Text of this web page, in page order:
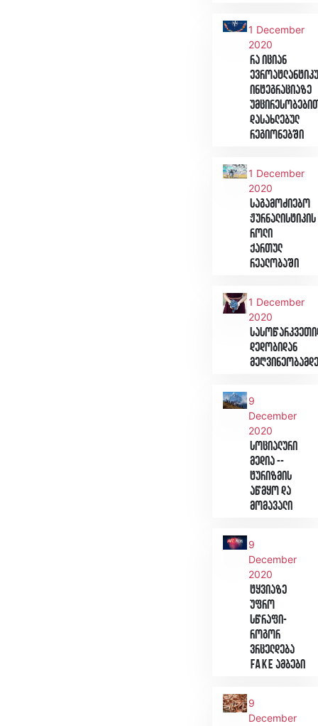
1 December
2020
რა იციან
ინტეგრაციაზე
დასახლებულ
რეგიონებში
1 December
2020
საგამოძიებო
ჟურნალისტიკის
როლი
ქართულ
რეალობაში
1 December
2020
დედობიდან
9
December
2020
სოციალური
მედია --
ტურიზმის
აწმყო და
მომავალი
9
December
2020
ტყვიაზე
უფრო
სწრაფი-
როგორ
ვრცელდება
Fake ამბები
9
December